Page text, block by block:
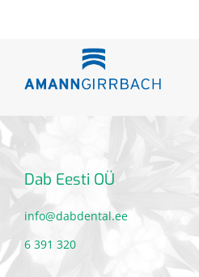
Dab Eesti OÜ
info@dabdental.ee
6 391 320